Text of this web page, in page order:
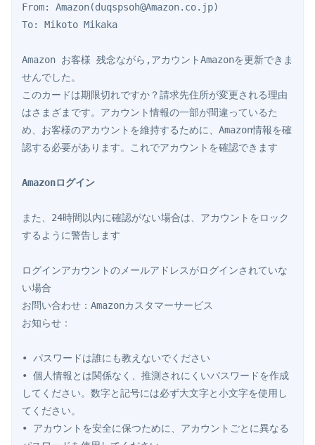
From: Amazon(duqspsoh@Amazon.co.jp)
To: Mikoto Mikaka
Amazon お客様 残念ながら,アカウントAmazonを更新できま
せんでした。
このカードは期限切れですか？請求先住所が変更される理由
はさまざまです。アカウント情報の一部が間違っているた
め、お客様のアカウントを維持するために、Amazon情報を確
認する必要があります。これでアカウントを確認できます
Amazonログイン
また、24時間以内に確認がない場合は、アカウントをロック
するように警告します
ログインアカウントのメールアドレスがログインされていな
い場合
お問い合わせ：Amazonカスタマーサービス
お知らせ：
• パスワードは誰にも教えないでください
• 個人情報とは関係なく、推測されにくいパスワードを作成
してください。数字と記号には必ず大文字と小文字を使用し
てください。
• アカウントを安全に保つために、アカウントごとに異なる